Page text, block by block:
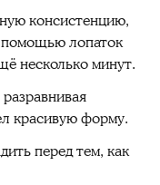
консистенцию,
помощью лопаток
несколько минут.
красивую форму.
перед тем, как